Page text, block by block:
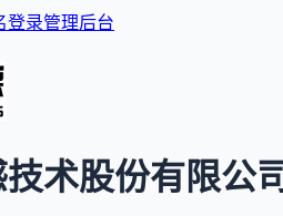
登录管理后台
术股份有限公